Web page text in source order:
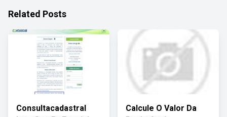
Related Posts
Consultacadastral
Calcule O Valor Da